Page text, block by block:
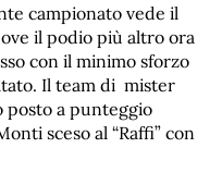
campionato vede il
il podio più altro ora
con il minimo sforzo
Il team di mister
a punteggio
sceso al “Raffi” con